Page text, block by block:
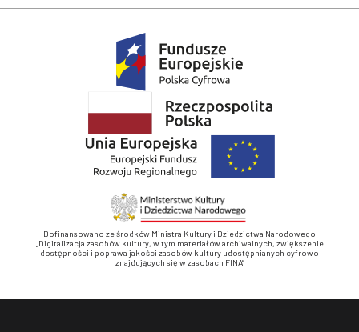
Dofinansowano ze środków Ministra Kultury i Dziedzictwa Narodowego
„Digitalizacja zasobów kultury, w tym materiałów archiwalnych, zwiększenie
dostępności i poprawa jakości zasobów kultury udostępnianych cyfrowo
znajdujących się w zasobach FINA”